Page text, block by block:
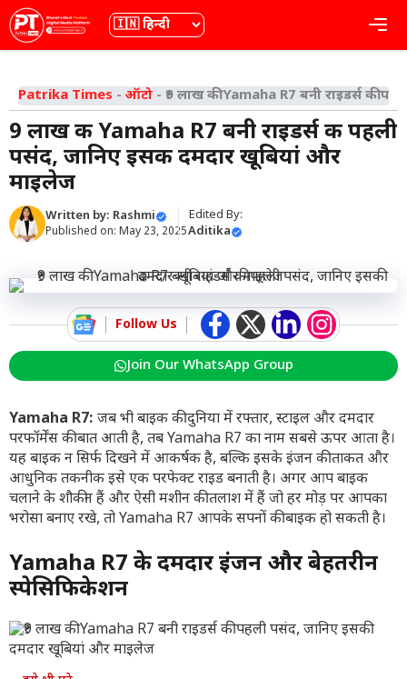
Skip
to
content
भाषा
Patrika Times - ऑटो - ₹9 लाख की Yamaha R7 बनी राइडर्स की
₹9 लाख की Yamaha R7 बनी राइडर्स की पहली
पसंद, जानिए इसकी दमदार खूबियां और
माइलेज
Written by: Rashmi
Published on: May 23, 2025
Edited By:
Aditika
Follow Us
Join Our WhatsApp Group
Yamaha R7: जब भी बाइक की दुनिया में रफ्तार, स्टाइल और दमदार
परफॉर्मेंस की बात आती है, तब Yamaha R7 का नाम सबसे ऊपर आता है।
यह बाइक न सिर्फ दिखने में आकर्षक है, बल्कि इसके इंजन की ताकत और
आधुनिक तकनीक इसे एक परफेक्ट राइड बनाती है। अगर आप बाइक
चलाने के शौकीन हैं और ऐसी मशीन की तलाश में हैं जो हर मोड़ पर आपका
भरोसा बनाए रखे, तो Yamaha R7 आपके सपनों की बाइक हो सकती है।
Yamaha R7 के दमदार इंजन और बेहतरीन
स्पेसिफिकेशन